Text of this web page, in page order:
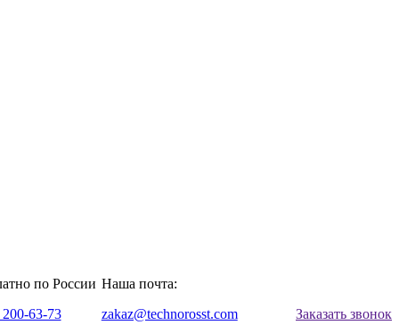
по России
63-73
Наша почта:
zakaz@technorosst.com
Заказать звонок